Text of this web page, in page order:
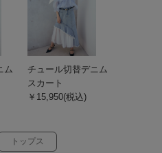
トップス
ム
チュール切替デニム
スカート
￥15,950(税込)